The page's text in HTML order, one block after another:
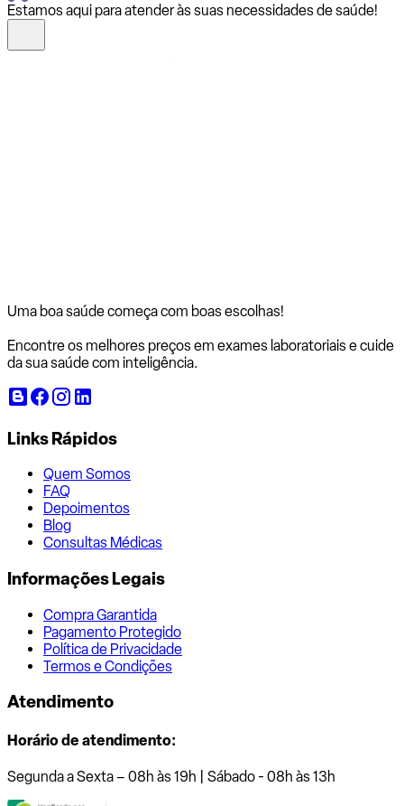
Estamos aqui para atender às suas necessidades de saúde!
Uma boa saúde começa com boas escolhas!
Encontre os melhores preços em exames laboratoriais e cuide
da sua saúde com inteligência.
Links Rápidos
Quem Somos
FAQ
Depoimentos
Blog
Consultas Médicas
Informações Legais
Compra Garantida
Pagamento Protegido
Política de Privacidade
Termos e Condições
Atendimento
Horário de atendimento:
Segunda a Sexta – 08h às 19h | Sábado - 08h às 13h